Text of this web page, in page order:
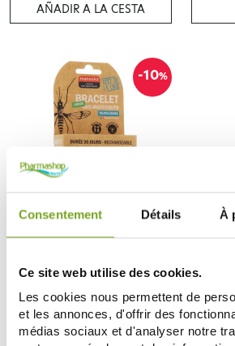
Consentement Détails À
Ce site web utilise des cookies.
Les cookies nous permettent de
et les annonces, d'offrir des
médias sociaux et d'analyser notre
AÑADIR A LA CESTA
-10%
MANOUKA BRACELET ANTI
RECHARGE !!COLORIS AU CHOIX!!
9,17 € 8,25 €
ELEGIR